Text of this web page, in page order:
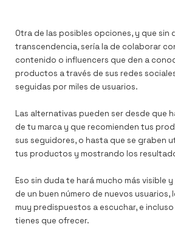
Otra de las posibles opciones, y que sin
transcendencia, sería la de colaborar
contenido o influencers que den a
productos a través de sus redes
seguidas por miles de usuarios.
Las alternativas pueden ser desde que
de tu marca y que recomienden tus
sus seguidores, o hasta que se graben
tus productos y mostrando los
Eso sin duda te hará mucho más visible
de un buen número de nuevos usuarios,
muy predispuestos a escuchar, e
tienes que ofrecer.